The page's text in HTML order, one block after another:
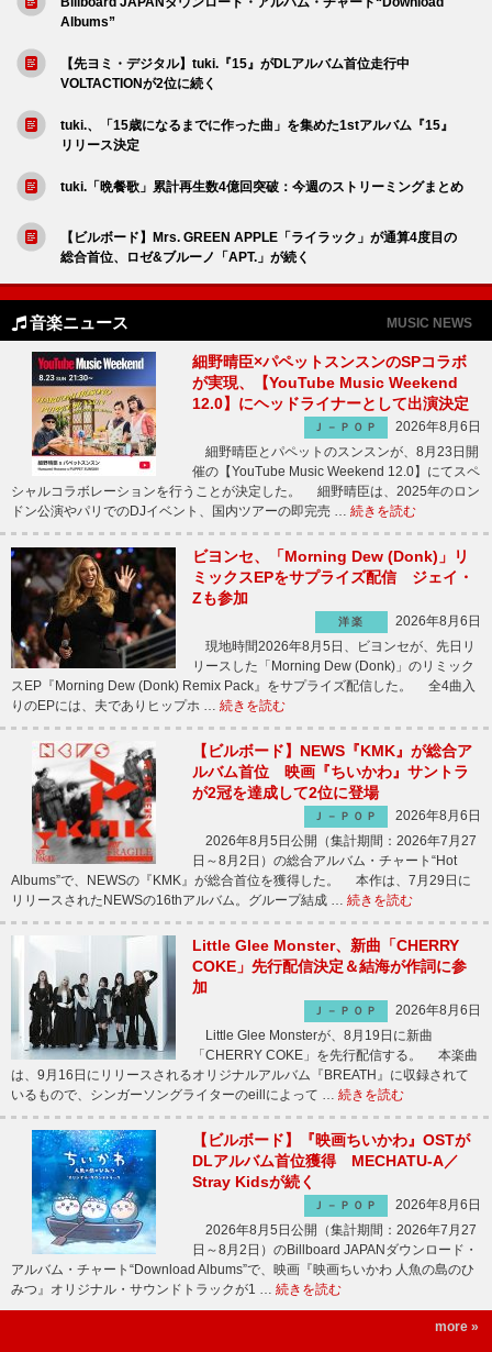
Albums”
【先ヨミ・デジタル】tuki.『15』がDLアルバム首位走行中
VOLTACTIONが2位に続く
tuki.、「15歳になるまでに作った曲」を集めた1stアルバム『15』
リリース決定
tuki.「晩餐歌」累計再生数4億回突破：今週のストリーミングまとめ
【ビルボード】Mrs. GREEN APPLE「ライラック」が通算4度目の
総合首位、ロゼ&ブルーノ「APT.」が続く
音楽ニュース MUSIC NEWS
細野晴臣×パペットスンスンのSPコラボ
が実現、【YouTube Music Weekend
12.0】にヘッドライナーとして出演決定
Ｊ－ＰＯＰ
2026年8月6日
細野晴臣とパペットのスンスンが、8月23日開
催の【YouTube Music Weekend 12.0】にてスペ
シャルコラボレーションを行うことが決定した。 細野晴臣は、2025年のロン
ドン公演やパリでのDJイベント、国内ツアーの即完売 … 続きを読む
ビヨンセ、「Morning Dew (Donk)」リ
ミックスEPをサプライズ配信 ジェイ・
Zも参加
洋楽
2026年8月6日
現地時間2026年8月5日、ビヨンセが、先日リ
リースした「Morning Dew (Donk)」のリミック
スEP『Morning Dew (Donk) Remix Pack』をサプライズ配信した。 全4曲入
りのEPには、夫でありヒップホ … 続きを読む
【ビルボード】NEWS『KMK』が総合ア
ルバム首位 映画『ちいかわ』サントラ
が2冠を達成して2位に登場
Ｊ－ＰＯＰ
2026年8月6日
2026年8月5日公開（集計期間：2026年7月27
日～8月2日）の総合アルバム・チャート“Hot
Albums”で、NEWSの『KMK』が総合首位を獲得した。 本作は、7月29日に
リリースされたNEWSの16thアルバム。グループ結成 … 続きを読む
Little Glee Monster、新曲「CHERRY
COKE」先行配信決定＆結海が作詞に参
加
Ｊ－ＰＯＰ
2026年8月6日
Little Glee Monsterが、8月19日に新曲
「CHERRY COKE」を先行配信する。 本楽曲
は、9月16日にリリースされるオリジナルアルバム『BREATH』に収録されて
いるもので、シンガーソングライターのeillによって … 続きを読む
【ビルボード】『映画ちいかわ』OSTが
DLアルバム首位獲得 MECHATU-A／
Stray Kidsが続く
Ｊ－ＰＯＰ
2026年8月6日
2026年8月5日公開（集計期間：2026年7月27
日～8月2日）のBillboard JAPANダウンロード・
アルバム・チャート“Download Albums”で、映画『映画ちいかわ 人魚の島のひ
みつ』オリジナル・サウンドトラックが1 … 続きを読む
more »